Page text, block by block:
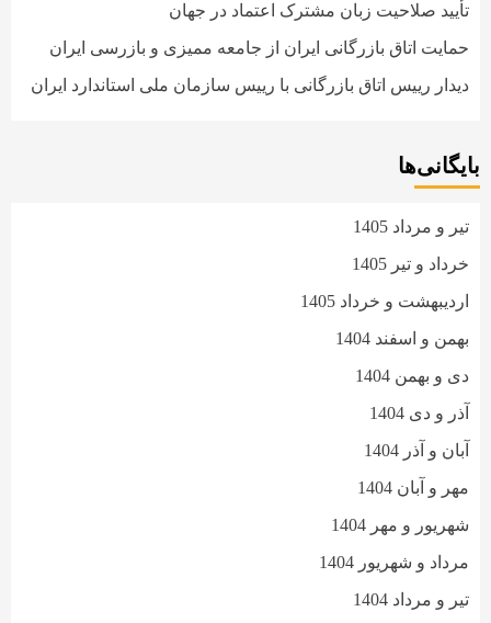
تأیید صلاحیت زبان مشترک اعتماد در جهان
حمایت اتاق بازرگانی ایران از جامعه ممیزی و بازرسی ایران
دیدار رییس اتاق بازرگانی با رییس سازمان ملی استاندارد ایران
بایگانی‌ها
تیر و مرداد 1405
خرداد و تیر 1405
اردیبهشت و خرداد 1405
بهمن و اسفند 1404
دی و بهمن 1404
آذر و دی 1404
آبان و آذر 1404
مهر و آبان 1404
شهریور و مهر 1404
مرداد و شهریور 1404
تیر و مرداد 1404